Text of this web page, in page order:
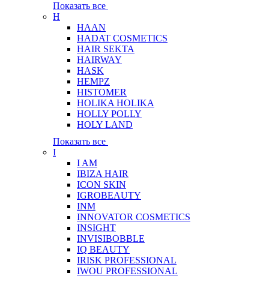
Показать все
H
HAAN
HADAT COSMETICS
HAIR SEKTA
HAIRWAY
HASK
HEMPZ
HISTOMER
HOLIKA HOLIKA
HOLLY POLLY
HOLY LAND
Показать все
I
I AM
IBIZA HAIR
ICON SKIN
IGROBEAUTY
INM
INNOVATOR COSMETICS
INSIGHT
INVISIBOBBLE
IQ BEAUTY
IRISK PROFESSIONAL
IWOU PROFESSIONAL